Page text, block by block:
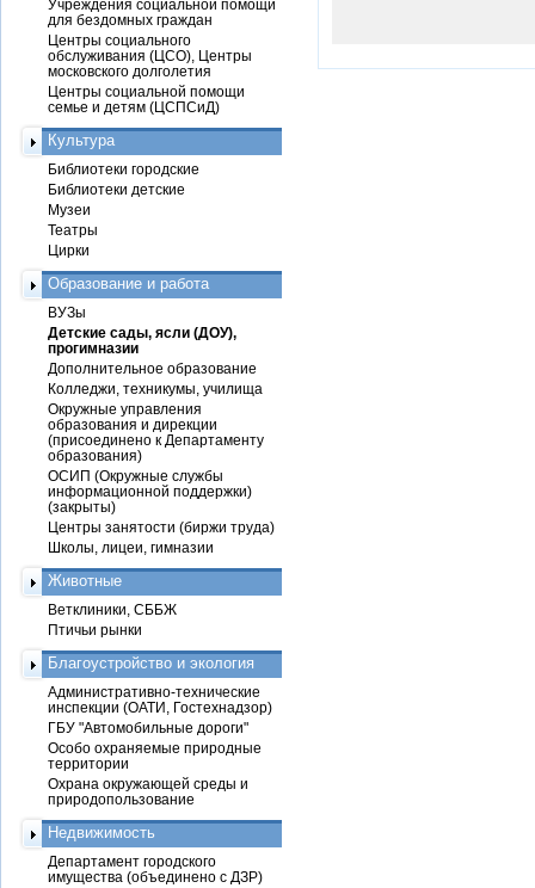
Учреждения социальной помощи
для бездомных граждан
Центры социального
обслуживания (ЦСО), Центры
московского долголетия
Центры социальной помощи
семье и детям (ЦСПСиД)
Культура
Библиотеки городские
Библиотеки детские
Музеи
Театры
Цирки
Образование и работа
ВУЗы
Детские сады, ясли (ДОУ),
прогимназии
Дополнительное образование
Колледжи, техникумы, училища
Окружные управления
образования и дирекции
(присоединено к Департаменту
образования)
ОСИП (Окружные службы
информационной поддержки)
(закрыты)
Центры занятости (биржи труда)
Школы, лицеи, гимназии
Животные
Ветклиники, СББЖ
Птичьи рынки
Благоустройство и экология
Административно-технические
инспекции (ОАТИ, Гостехнадзор)
ГБУ "Автомобильные дороги"
Особо охраняемые природные
территории
Охрана окружающей среды и
природопользование
Недвижимость
Департамент городского
имущества (объединено с ДЗР)